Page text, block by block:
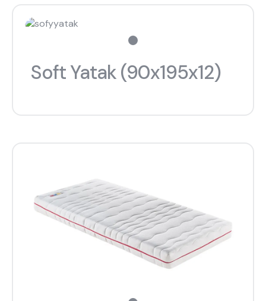
Soft Yatak (90x195x12)